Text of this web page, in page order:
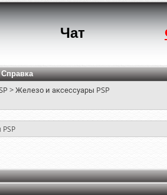
Чат
Справка
>Железо и аксессуары PSP